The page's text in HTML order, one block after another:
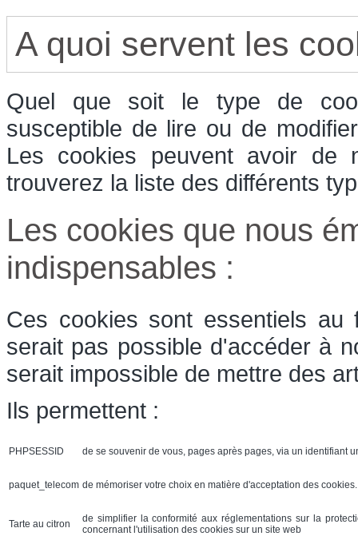
A quoi servent les
Quel que soit le type de
susceptible de lire ou de
Les cookies peuvent avoir de
trouverez la liste des différents
Les cookies que nous
indispensables :
Ces cookies sont essentiels
serait pas possible d'accéder à
serait impossible de mettre des
Ils permettent :
PHPSESSID de se souvenir de vous, pages après pages, via un identifiant
paquet_telecom de mémoriser votre choix en matière d'acceptation des
Tarte au citron
de simplifier la conformité aux réglementations sur la
concernant l'utilisation des cookies sur un site web